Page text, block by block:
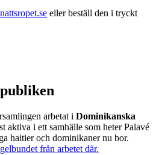
eller beställ den i tryckt
arbetat i Dominikanska
aktiva i ett samhälle som heter Palavé
haitier och dominikaner nu bor.
från arbetet där.